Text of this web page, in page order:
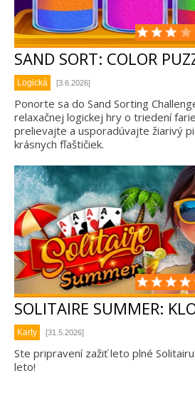
SAND SORT: COLOR
Logická [3.6.2026]
Ponorte sa do Sand Sorting
relaxačnej logickej hry o triedení
prelievajte a usporadúvajte žiarivý
krásnych fľaštičiek.
SOLITAIRE SUMMER:
Karty [31.5.2026]
Ste pripravení zažiť leto plné
leto!